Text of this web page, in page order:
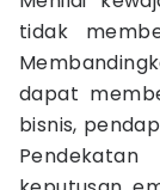
tidak
dapat
bisnis,